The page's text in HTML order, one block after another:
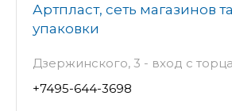
Артпласт, сеть магазинов
упаковки
Дзержинского, 3 - вход с торца
+7495-644-3698